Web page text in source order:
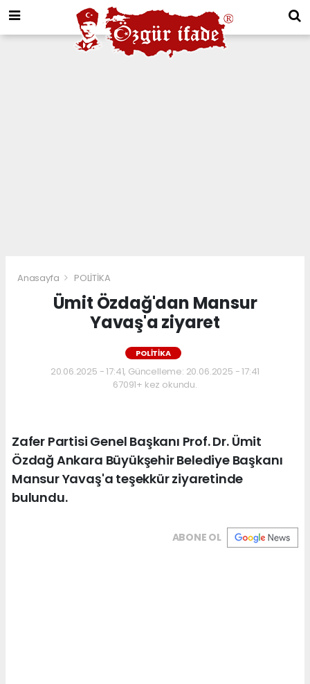
Anasayfa POLİTİKA
Ümit Özdağ'dan Mansur
Yavaş'a ziyaret
POLİTİKA
20.06.2025 - 17:41, Güncelleme: 20.06.2025 - 17:41
67091+ kez okundu.
Zafer Partisi Genel Başkanı Prof. Dr. Ümit
Özdağ Ankara Büyükşehir Belediye Başkanı
Mansur Yavaş'a teşekkür ziyaretinde
bulundu.
ABONE OL